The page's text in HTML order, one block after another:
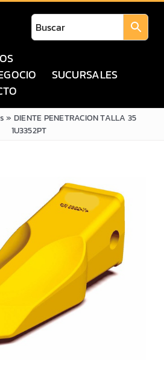
SUCURSALES
» DIENTE PENETRACION TALLA 35
1U3352PT